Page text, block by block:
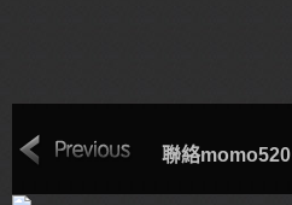
索取專線 聯絡momo520